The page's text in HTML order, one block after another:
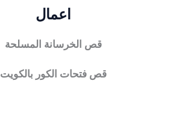
اعمال
قص الخرسانة المسلحة
قص فتحات الكور بالكويت